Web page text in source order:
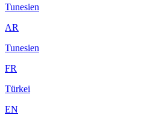
Tunesien
AR
Tunesien
FR
Türkei
EN